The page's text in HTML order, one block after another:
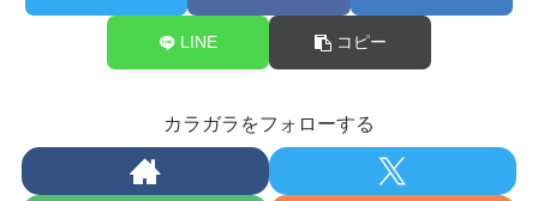
LINE コピー
カラガラをフォローする